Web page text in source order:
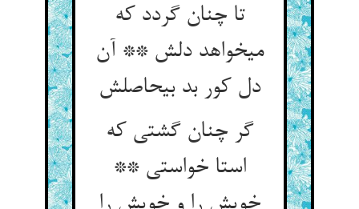
تا چنان گردد که
می‏خواهد دلش ** آن
دل کور بد بی‏حاصلش‏
گر چنان گشتی که
استا خواستی **